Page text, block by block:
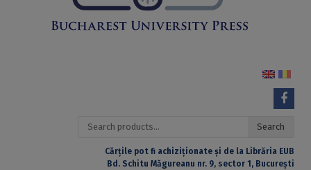
Search
Search
Cărțile pot fi achiziționate și de la Librăria EUB
Bd. Schitu Măgureanu nr. 9, sector 1, București